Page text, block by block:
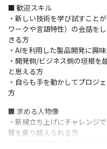
からリリースまでで一貫して
担います。
１．開発チームのマネジメント
- 5～10名規模の開発チームの
定
- メンバーの目標設定、人事考
大化
- プレイングマネージャとして
（設計・実装・レビュー等）
- KPIを用いたチーム状態の把
■ 歓迎スキル
・新しい技術を学び試すこと
ワークや言語特性）の会話を
きる方
・AIを利用した製品開発に興
・開発側/ビジネス側の垣根を
と思える方
・自らも手を動かしてプロジ
方
■ 求める人物像
・新規立ち上げにチャレンジ
難を乗り越えられる方